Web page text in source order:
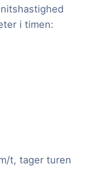
i timen:
t, tager turen